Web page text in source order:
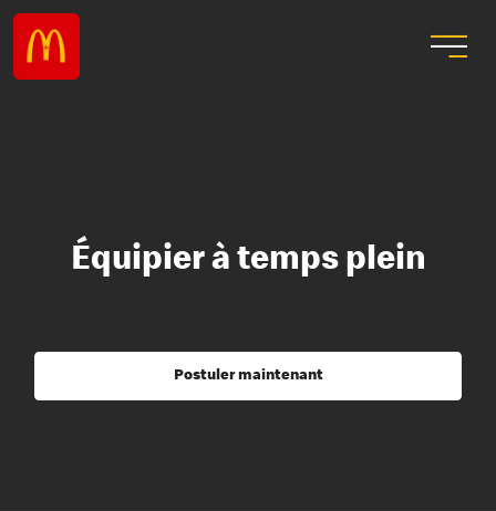
Équipier à temps plein
Postuler maintenant